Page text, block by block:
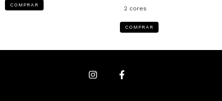
COMPRAR
2 cores
COMPRAR